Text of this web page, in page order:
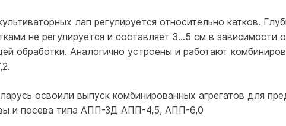
лап регулируется относительно катков.
не регулируется и составляет 3...5 см в зависимости
обработки. Аналогично устроены и работают
освоили выпуск комбинированных аг­регатов для
и посева типа АПП-ЗД АПП-4,5, АПП-6,0